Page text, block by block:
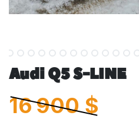
Audi Q5 S-LINE
16 900$